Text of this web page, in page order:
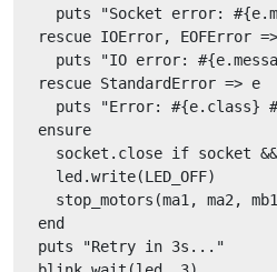
puts "Socket error:
rescue IOError, EOFError
puts "IO error:
  rescue StandardError => e
puts "Error: #{e.class}
  ensure
socket.close if socket
    led.write(LED_OFF)
stop_motors(ma1, ma2,
  end
  puts "Retry in 3s..."